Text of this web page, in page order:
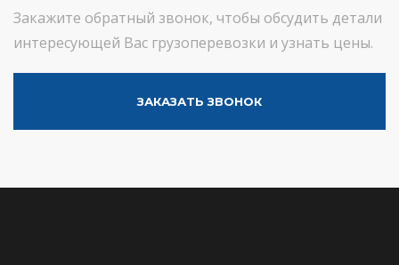
Закажите обратный звонок, чтобы обсудить детали
интересующей Вас грузоперевозки и узнать цены.
ЗАКАЗАТЬ ЗВОНОК